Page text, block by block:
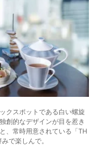
クスポットである白い螺旋
創的なデザインが目を惹き
、常時用意されている「TH
で楽しんで。